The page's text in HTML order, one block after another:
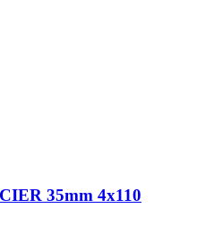
35mm 4x110